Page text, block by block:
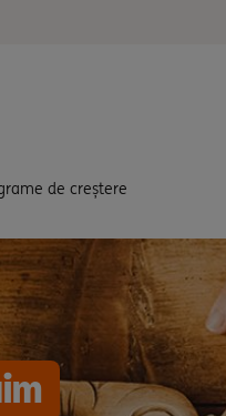
de creștere